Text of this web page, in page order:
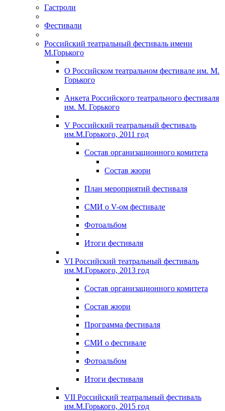
Гастроли
Фестивали
Российский театральный фестиваль имени
М.Горького
О Российском театральном фестивале им. М.
Горького
Анкета Российского театрального фестиваля
им. М. Горького
V Российский театральный фестиваль
им.М.Горького, 2011 год
Состав организационного комитета
Состав жюри
План мероприятий фестиваля
СМИ о V-ом фестивале
Фотоальбом
Итоги фестиваля
VI Российский театральный фестиваль
им.М.Горького, 2013 год
Состав организационного комитета
Состав жюри
Программа фестиваля
СМИ о фестивале
Фотоальбом
Итоги фестиваля
VII Российский театральный фестиваль
им.М.Горького, 2015 год